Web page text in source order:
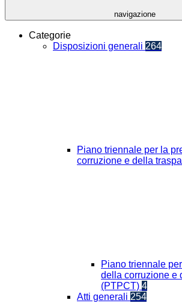
navigazione
Categorie
Disposizioni generali 264
Piano triennale per la
corruzione e della
Piano triennale
della corruzione e
(PTPCT) 4
Atti generali 254